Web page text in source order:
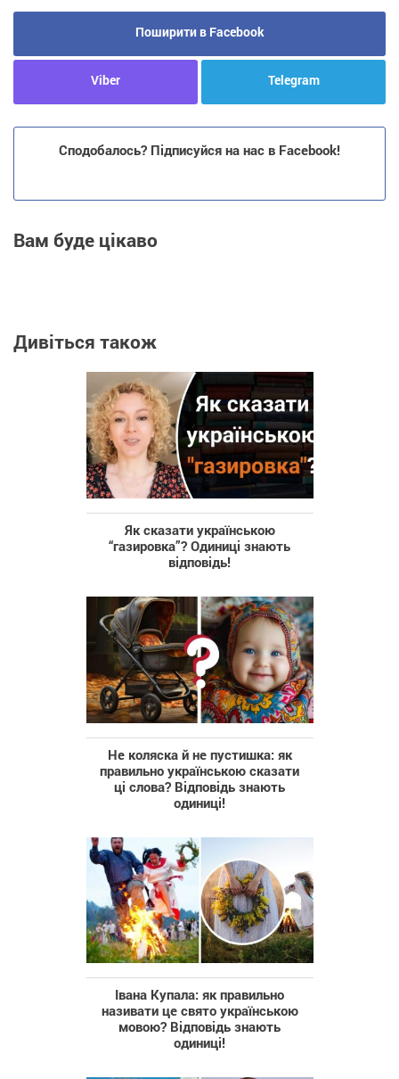
Поширити в Facebook
Viber Telegram
Сподобалось? Підписуйся на нас в Facebook!
Вам буде цікаво
Дивіться також
Як сказати українською
“газировка”? Одиниці знають
відповідь!
Не коляска й не пустишка: як
правильно українською сказати
ці слова? Відповідь знають
одиниці!
Івана Купала: як правильно
називати це свято українською
мовою? Відповідь знають
одиниці!